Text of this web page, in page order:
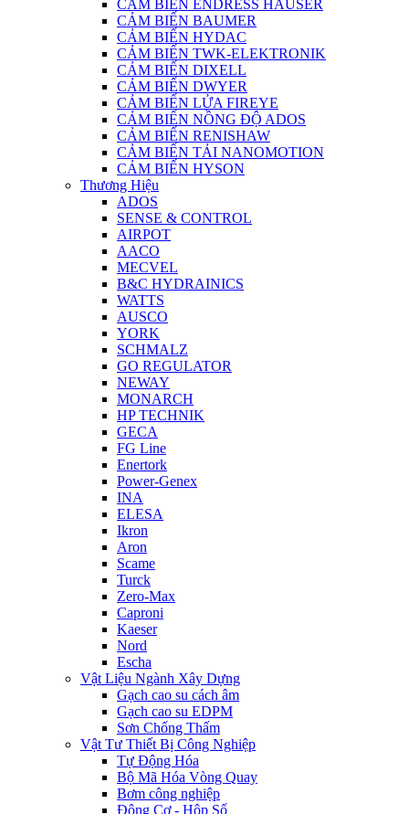
CẢM BIẾN ENDRESS HAUSER
CẢM BIẾN BAUMER
CẢM BIẾN HYDAC
CẢM BIẾN TWK-ELEKTRONIK
CẢM BIẾN DIXELL
CẢM BIẾN DWYER
CẢM BIẾN LỬA FIREYE
CẢM BIẾN NỒNG ĐỘ ADOS
CẢM BIẾN RENISHAW
CẢM BIẾN TẢI NANOMOTION
CẢM BIẾN HYSON
Thương Hiệu
ADOS
SENSE & CONTROL
AIRPOT
AACO
MECVEL
B&C HYDRAINICS
WATTS
AUSCO
YORK
SCHMALZ
GO REGULATOR
NEWAY
MONARCH
HP TECHNIK
GECA
FG Line
Enertork
Power-Genex
INA
ELESA
Ikron
Aron
Scame
Turck
Zero-Max
Caproni
Kaeser
Nord
Escha
Vật Liệu Ngành Xây Dựng
Gạch cao su cách âm
Gạch cao su EDPM
Sơn Chống Thấm
Vật Tư Thiết Bị Công Nghiệp
Tự Động Hóa
Bộ Mã Hóa Vòng Quay
Bơm công nghiệp
Động Cơ - Hộp Số